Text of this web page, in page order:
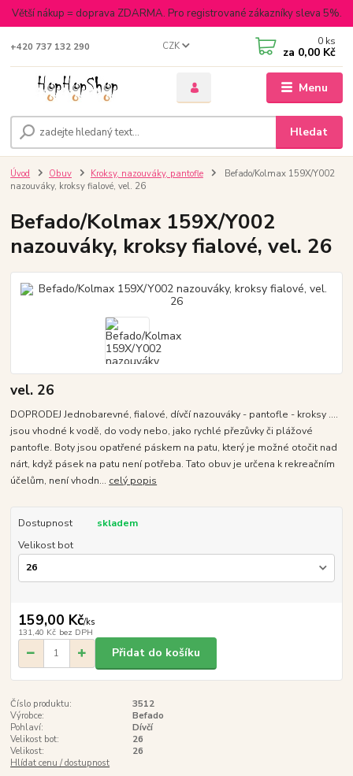
Větší nákup = doprava ZDARMA. Pro registrované zákazníky sleva 5%.
Menu
CZK
Hledat
+420 737 132 290 0 ks
za 0,00 Kč
Úvod Obuv Kroksy, nazouváky, pantofle
Befado/Kolmax 159X/Y002
nazouváky, kroksy fialové, vel. 26
Befado/Kolmax 159X/Y002
nazouváky, kroksy fialové, vel. 26
vel. 26
DOPRODEJ Jednobarevné, fialové, dívčí nazouváky - pantofle - kroksy ....
jsou vhodné k vodě, do vody nebo, jako rychlé přezůvky či plážové
pantofle. Boty jsou opatřené páskem na patu, který je možné otočit nad
nárt, když pásek na patu není potřeba. Tato obuv je určena k rekreačním
účelům, není vhodn... celý popis
Dostupnost
skladem
Velikost bot
159,00 Kč/ks
131,40 Kč bez DPH
Přidat do košíku
Číslo produktu:
3512
Výrobce:
Befado
Pohlaví:
Dívčí
Velikost bot:
26
Velikost:
26
Hlídat cenu / dostupnost